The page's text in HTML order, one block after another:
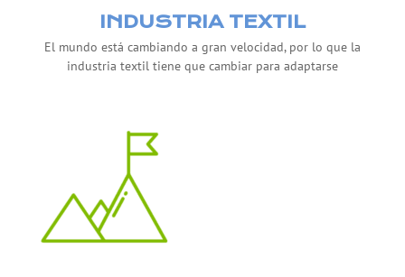
INDUSTRIA TEXTIL
El mundo está cambiando a gran velocidad, por lo que la
industria textil tiene que cambiar para adaptarse